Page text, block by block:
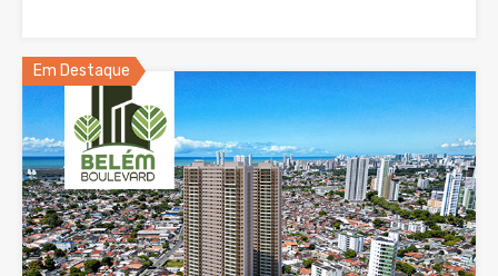
Em Destaque